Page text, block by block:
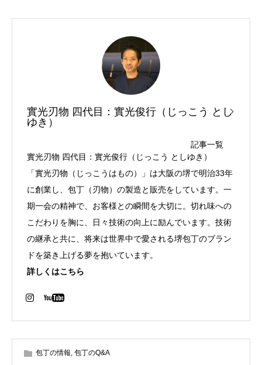
實光刃物 四代目：實光俊行（じっこう とし
ゆき）
記事一覧
實光刃物 四代目：實光俊行（じっこう としゆき）
「實光刃物（じっこうはもの）」は大阪の堺で明治33年
に創業し、包丁（刃物）の製造と販売をしています。一
期一会の精神で、お客様との瞬間を大切に。切れ味への
こだわりを胸に、日々技術の向上に励んでいます。技術
の継承と共に、将来は世界中で愛される堺包丁のブラン
ドを築き上げる夢を抱いています。
詳しくはこちら
包丁の情報 包丁のQ&A